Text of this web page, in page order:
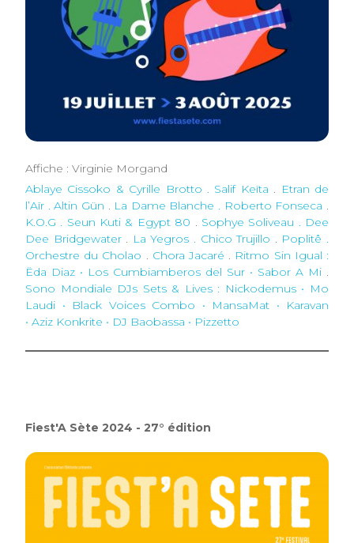
Affiche : Virginie Morgand
Ablaye Cissoko & Cyrille Brotto . Salif Keïta . Etran de
l’Aïr . Altin Gün . La Dame Blanche . Roberto Fonseca .
K.O.G . Seun Kuti & Egypt 80 . Sophye Soliveau . Dee
Dee Bridgewater. La Yegros . Chico Trujillo . Poplitê .
Orchestre du Cholao . Chora Jacaré . Ritmo Sin Igual :
Ëda Diaz • Los Cumbiamberos del Sur • Sabor A Mi .
Sono Mondiale DJs Sets & Lives : Nickodemus • Mo
Laudi • Black Voices Combo • MansaMat • Karavan
• Aziz Konkrite • DJ Baobassa • Pizzetto
Fiest'A Sète 2024 - 27° édition